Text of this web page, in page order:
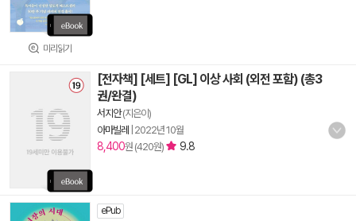
미리읽기
[전자책] [세트] [GL] 이상 사회 (외전 포함) (총3
권/완결)
서지안(지은이)
아마빌레
2022년 10월
8,400원 (420원) 9.8
ePub